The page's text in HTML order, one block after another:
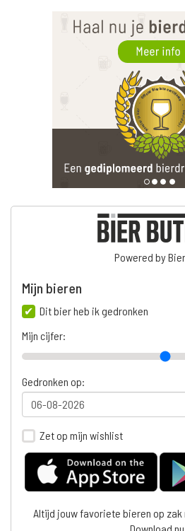
Powered by
Mijn bieren
Dit bier heb ik gedronken
Mijn cijfer:
Gedronken op:
Zet op mijn wishlist
Altijd jouw favoriete bieren op zak